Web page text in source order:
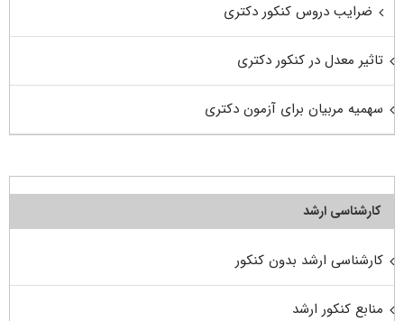
ضرایب دروس کنکور دکتری
تاثیر معدل در کنکور دکتری
سهمیه مربیان برای آزمون دکتری
کارشناسی ارشد
کارشناسی ارشد بدون کنکور
منابع کنکور ارشد